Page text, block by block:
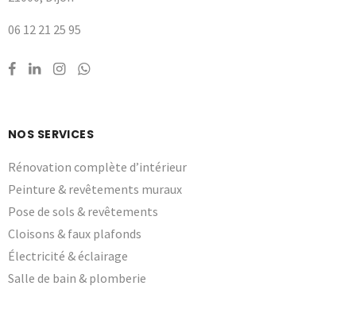
06 12 21 25 95
NOS SERVICES
Rénovation complète d’intérieur
Peinture & revêtements muraux
Pose de sols & revêtements
Cloisons & faux plafonds
Électricité & éclairage
Salle de bain & plomberie